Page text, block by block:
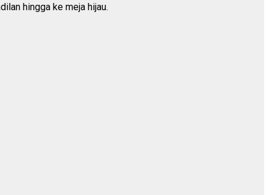
hingga ke meja hijau.